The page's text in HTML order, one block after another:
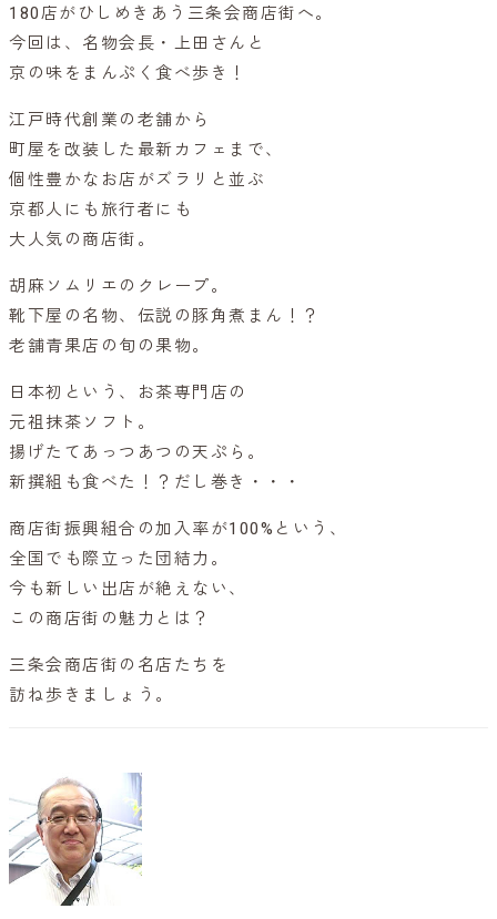
180店がひしめきあう三条会商店街へ。
今回は、名物会長・上田さんと
京の味をまんぷく食べ歩き！
江戸時代創業の老舗から
町屋を改装した最新カフェまで、
個性豊かなお店がズラリと並ぶ
京都人にも旅行者にも
大人気の商店街。
胡麻ソムリエのクレープ。
靴下屋の名物、伝説の豚角煮まん！？
老舗青果店の旬の果物。
日本初という、お茶専門店の
元祖抹茶ソフト。
揚げたてあっつあつの天ぷら。
新撰組も食べた！？だし巻き・・・
商店街振興組合の加入率が100%という、
全国でも際立った団結力。
今も新しい出店が絶えない、
この商店街の魅力とは？
三条会商店街の名店たちを
訪ね歩きましょう。